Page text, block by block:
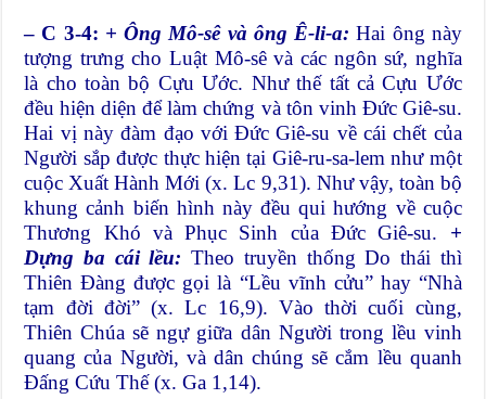
– C 3-4: + Ông Mô-sê và ông Ê-li-a: Hai ông này
tượng trưng cho Luật Mô-sê và các ngôn sứ, nghĩa
là cho toàn bộ Cựu Ước. Như thế tất cả Cựu Ước
đều hiện diện để làm chứng và tôn vinh Đức Giê-su.
Hai vị này đàm đạo với Đức Giê-su về cái chết của
Người sắp được thực hiện tại Giê-ru-sa-lem như một
cuộc Xuất Hành Mới (x. Lc 9,31). Như vậy, toàn bộ
khung cảnh biến hình này đều qui hướng về cuộc
Thương Khó và Phục Sinh của Đức Giê-su. +
Dựng ba cái lều: Theo truyền thống Do thái thì
Thiên Đàng được gọi là “Lều vĩnh cửu” hay “Nhà
tạm đời đời” (x. Lc 16,9). Vào thời cuối cùng,
Thiên Chúa sẽ ngự giữa dân Người trong lều vinh
quang của Người, và dân chúng sẽ cắm lều quanh
Đấng Cứu Thế (x. Ga 1,14).